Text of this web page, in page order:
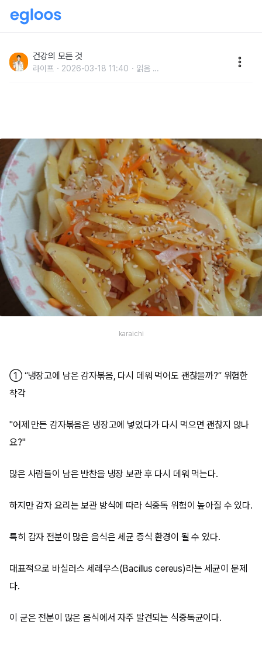
다 건강에 10배 안 좋습니다
건강의 모든 것
라이프 2026-03-18 11:40 읽음 ...
karaichi
① “냉장고에 남은 감자볶음, 다시 데워 먹어도 괜찮을까?” 위험한
착각
"어제 만든 감자볶음은 냉장고에 넣었다가 다시 먹으면 괜찮지 않나
요?"
많은 사람들이 남은 반찬을 냉장 보관 후 다시 데워 먹는다.
하지만 감자 요리는 보관 방식에 따라 식중독 위험이 높아질 수 있다.
특히 감자 전분이 많은 음식은 세균 증식 환경이 될 수 있다.
대표적으로 바실러스 세레우스(Bacillus cereus)라는 세균이 문제
다.
이 균은 전분이 많은 음식에서 자주 발견되는 식중독균이다.